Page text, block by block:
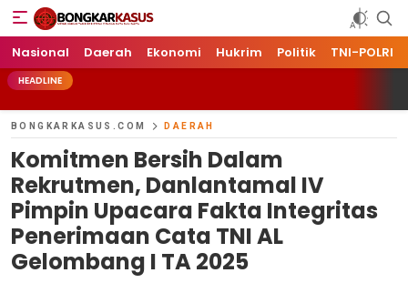
Bongkarkasus.com
Mengungkap Tabir Peristiwa Dengan Data dan Fakta
Nasional Daerah Ekonomi Hukrim Politik TNI-POLRI
HEADLINE
BONGKARKASUS.COM DAERAH
Komitmen Bersih Dalam
Rekrutmen, Danlantamal IV
Pimpin Upacara Fakta Integritas
Penerimaan Cata TNI AL
Gelombang I TA 2025